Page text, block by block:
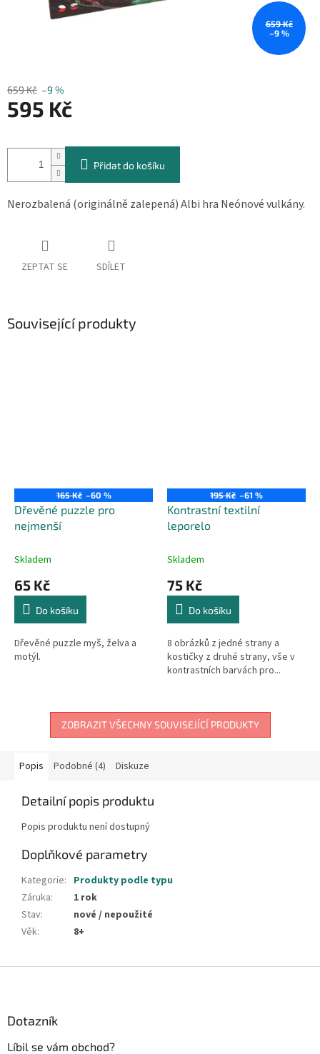
659 Kč
–9 %
659 Kč –9 %
595 Kč
cena:
Přidat do košíku
Nerozbalená (originálně zalepená) Albi hra Neónové vulkány.
ZEPTAT SE SDÍLET
Související produkty
165 Kč –60 %
Dřevěné puzzle pro
nejmenší
Skladem
65 Kč
Do košíku
Dřevěné puzzle myš, želva a
motýl.
195 Kč –61 %
Kontrastní textilní
leporelo
Skladem
75 Kč
Do košíku
8 obrázků z jedné strany a
kostičky z druhé strany, vše v
kontrastních barvách pro...
ZOBRAZIT VŠECHNY SOUVISEJÍCÍ PRODUKTY
Popis Podobné (4) Diskuze
Detailní popis produktu
Popis produktu není dostupný
Doplňkové parametry
Kategorie: Produkty podle typu
Záruka:
1 rok
Stav:
nové / nepoužité
Věk: 8+
Dotazník
Líbil se vám obchod?